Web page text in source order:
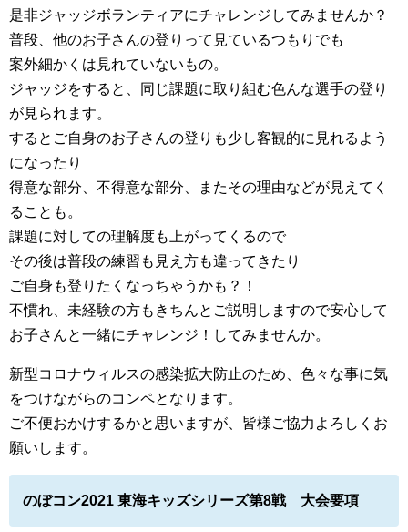
是非ジャッジボランティアにチャレンジしてみませんか？
普段、他のお子さんの登りって見ているつもりでも
案外細かくは見れていないもの。
ジャッジをすると、同じ課題に取り組む色んな選手の登り
が見られます。
するとご自身のお子さんの登りも少し客観的に見れるよう
になったり
得意な部分、不得意な部分、またその理由などが見えてく
ることも。
課題に対しての理解度も上がってくるので
その後は普段の練習も見え方も違ってきたり
ご自身も登りたくなっちゃうかも？！
不慣れ、未経験の方もきちんとご説明しますので安心して
お子さんと一緒にチャレンジ！してみませんか。
新型コロナウィルスの感染拡大防止のため、色々な事に気
をつけながらのコンペとなります。
ご不便おかけするかと思いますが、皆様ご協力よろしくお
願いします。
のぼコン2021 東海キッズシリーズ第8戦 大会要項